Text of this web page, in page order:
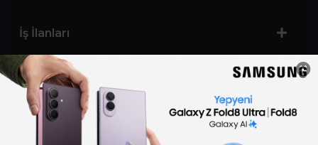
İş İlanları
Sertifika Programları
Yetenek Testleri